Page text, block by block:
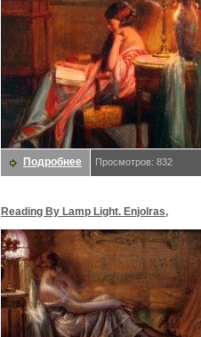
Подробнее Просмотров: 832
Reading By Lamp Light. Enjolras,
Delphin